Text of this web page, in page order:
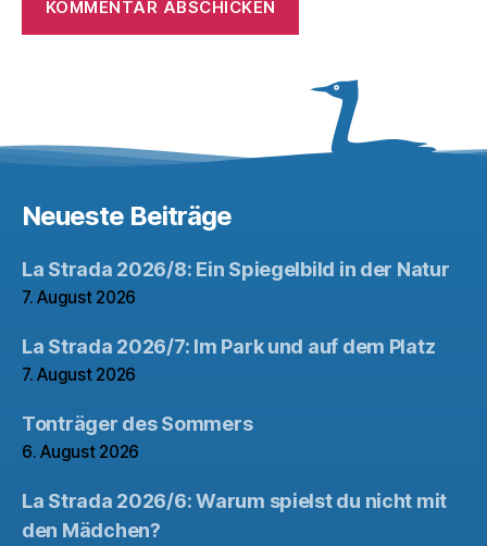
Neueste Beiträge
La Strada 2026/8: Ein Spiegelbild in der Natur
7. August 2026
La Strada 2026/7: Im Park und auf dem Platz
7. August 2026
Tonträger des Sommers
6. August 2026
La Strada 2026/6: Warum spielst du nicht mit
den Mädchen?